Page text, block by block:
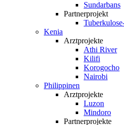
Sundarbans
Partnerprojekt
Kenia
Arztprojekte
Athi River
Kilifi
Korogocho
Nairobi
Philippinen
Arztprojekte
Luzon
Mindoro
Partnerprojekte